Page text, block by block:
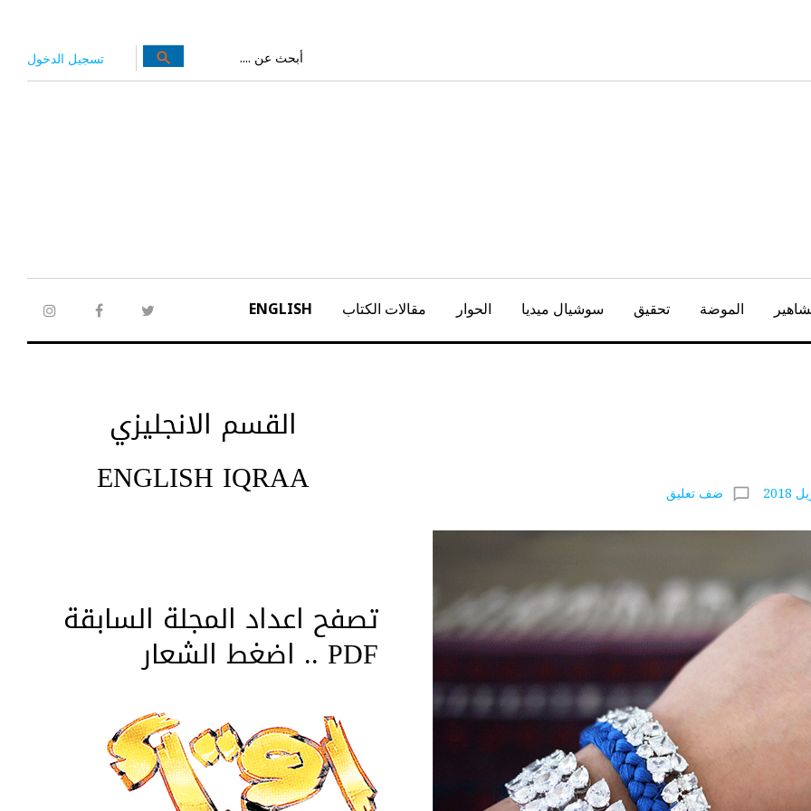
تسجيل الدخول
عن:
search
twitter
facebook
الموضة تحقيق سوشيال ميديا الحوار مقالات الكتاب ENGLISH
chat_bubble_outline ضف تعليق
القسم الانجليزي
ENGLISH IQRAA
تصفح اعداد المجلة السابقة
PDF .. اضغط الشعار